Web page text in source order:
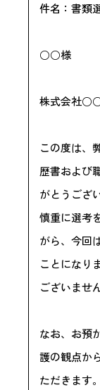
件名：書類
○○様
株式会社
この度は、
歴書および
がとうござ
慎重に選考
がら、今回
ことになり
ございません
なお、お預
護の観点か
ただきます。